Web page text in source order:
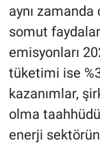
aynı
somut faydalar
emisyonları
tüketimi ise
kazanımlar,
olma
enerji